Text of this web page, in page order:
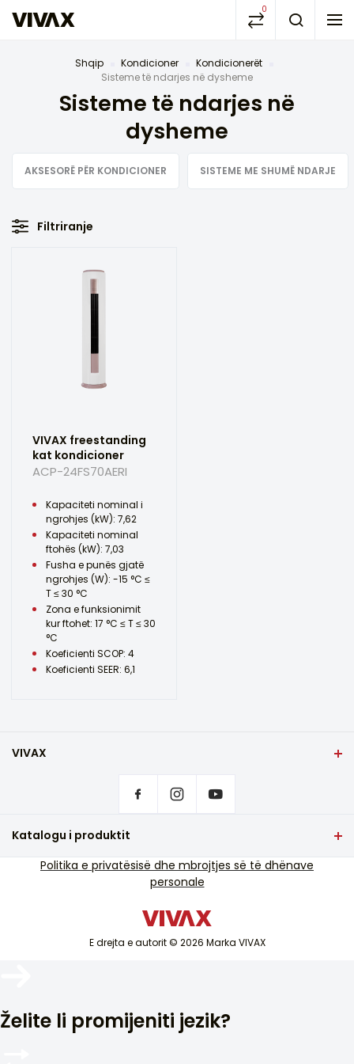
0
Shqip Kondicioner
Kondicionerët
Sisteme të ndarjes në dysheme
Sisteme të ndarjes në
dysheme
AKSESORË PËR KONDICIONER SISTEME ME SHUMË NDARJE
Filtriranje
VIVAX freestanding
kat kondicioner
ACP-24FS70AERI
Kapaciteti nominal i
ngrohjes (kW): 7,62
Kapaciteti nominal
ftohës (kW): 7,03
Fusha e punës gjatë
ngrohjes (W): -15 °C ≤
T ≤ 30 °C
Zona e funksionimit
kur ftohet: 17 °C ≤ T ≤ 30
°C
Koeficienti SCOP: 4
Koeficienti SEER: 6,1
VIVAX
Ku të blini produkte VIVAX?
Mbështetja e shërbimit
Mbështetje e shërbimit jashtë garancisë
Katalogu i produktit
TV dhe audio
Pajisjet inteligjenteE drejta e autorit © 2026 Marka VIVAX
Politika e privatësisë dhe mbrojtjes së të dhënave
personale
Želite li promijeniti jezik?